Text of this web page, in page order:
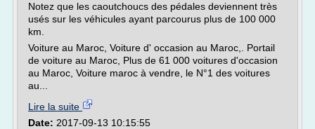
Notez que les caoutchoucs des pédales deviennent très
usés sur les véhicules ayant parcourus plus de 100 000
km.
Voiture au Maroc, Voiture d' occasion au Maroc,. Portail
de voiture au Maroc, Plus de 61 000 voitures d'occasion
au Maroc, Voiture maroc à vendre, le N°1 des voitures
au...
Lire la suite
Date: 2017-09-13 10:15:55